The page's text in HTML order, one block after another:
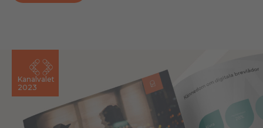
Kanalvalet
2023
Kanalvalet
2022